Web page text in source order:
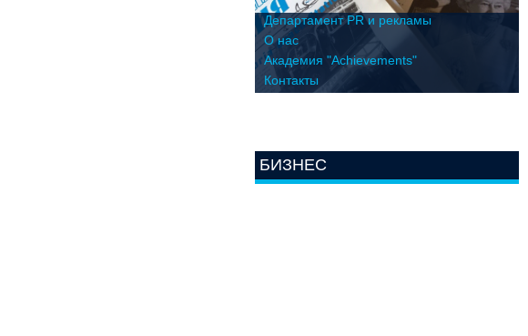
Департамент PR и рекламы
О нас
Академия "Achievements"
Контакты
БИЗНЕС